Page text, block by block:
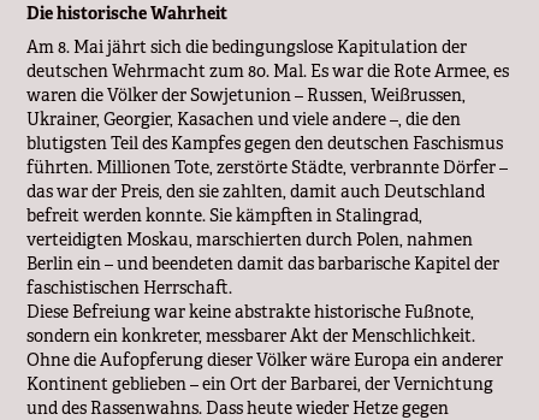
Die historische Wahrheit
Am 8. Mai jährt sich die bedingungslose Kapitulation der
deutschen Wehrmacht zum 80. Mal. Es war die Rote Armee, es
waren die Völker der Sowjetunion – Russen, Weißrussen,
Ukrainer, Georgier, Kasachen und viele andere –, die den
blutigsten Teil des Kampfes gegen den deutschen Faschismus
führten. Millionen Tote, zerstörte Städte, verbrannte Dörfer –
das war der Preis, den sie zahlten, damit auch Deutschland
befreit werden konnte. Sie kämpften in Stalingrad,
verteidigten Moskau, marschierten durch Polen, nahmen
Berlin ein – und beendeten damit das barbarische Kapitel der
faschistischen Herrschaft.
Diese Befreiung war keine abstrakte historische Fußnote,
sondern ein konkreter, messbarer Akt der Menschlichkeit.
Ohne die Aufopferung dieser Völker wäre Europa ein anderer
Kontinent geblieben – ein Ort der Barbarei, der Vernichtung
und des Rassenwahns. Dass heute wieder Hetze gegen